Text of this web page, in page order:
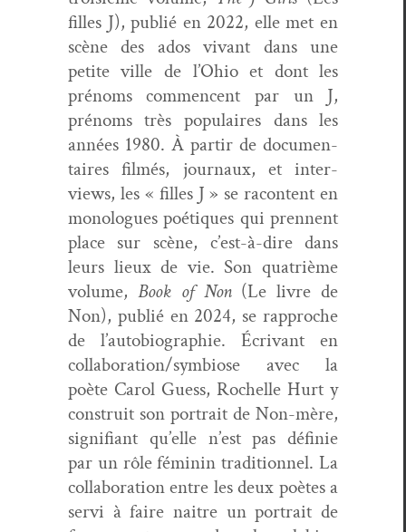
filles J), pub­lié en 2022, elle met en
scène des ados vivant dans une
petite ville de l’Ohio et dont les
prénoms com­men­cent par un J,
prénoms très pop­u­laires dans les
années 1980. À par­tir de doc­u­men­
taires filmés, jour­naux, et inter­
views, les « filles J » se racon­tent en
mono­logues poé­tiques qui pren­nent
place sur scène, c’est-à-dire dans
leurs lieux de vie. Son qua­trième
vol­ume, Book of Non(Le livre de
Non), pub­lié en 2024, se rap­proche
de l’autobiographie. Écrivant en
collaboration/symbiose avec la
poète Car­ol Guess, Rochelle Hurt y
con­stru­it son por­trait de Non-mère,
sig­nifi­ant qu’elle n’est pas définie
par un rôle féminin tra­di­tion­nel. La
col­lab­o­ra­tion entre les deux poètes a
servi à faire naitre un por­trait de